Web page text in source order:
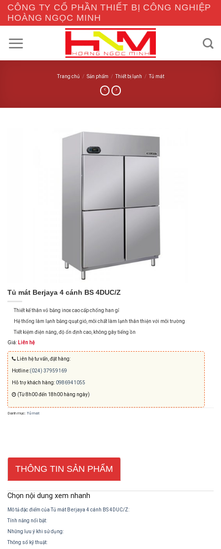
content
CÔNG TY CỔ PHẦN THIẾT BỊ CÔNG NGHIỆP
HOÀNG NGỌC MINH
Trang chủ / Sản phẩm / Thiết bị lạnh / Tủ mát
Tủ mát Berjaya 4 cánh BS 4DUC/Z
Thiết kế thân vỏ bằng inox cao cấp chống han gỉ
Hệ thống làm lạnh bằng quạt gió, môi chất làm lạnh thân thiện với môi trường
Tiết kiệm điện năng, độ ổn định cao, không gây tiếng ồn
Giá: Liên hệ
Liên hệ tư vấn, đặt hàng:
Hotline:(024) 37959169
Hỗ trợ khách hàng: 0986941055
(Từ 8h00 đến 18h00 hàng ngày)
Danh mục: Tủ mát
THÔNG TIN SẢN PHẨM
Chọn nội dung xem nhanh
Mô tả đặc điểm của Tủ mát Berjaya 4 cánh BS 4DUC/Z:
Tính năng nổi bật:
Những lưu ý khi sử dụng:
Thông số kỹ thuật: